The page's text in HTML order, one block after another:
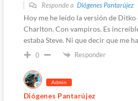
Responde a Diógenes Pantarújez
Hoy me he leído la versión de
Charlton. Con vampiros. Es
estaba Steve. Ni que decir que me
0 Responder
Admin
Diógenes Pantarújez